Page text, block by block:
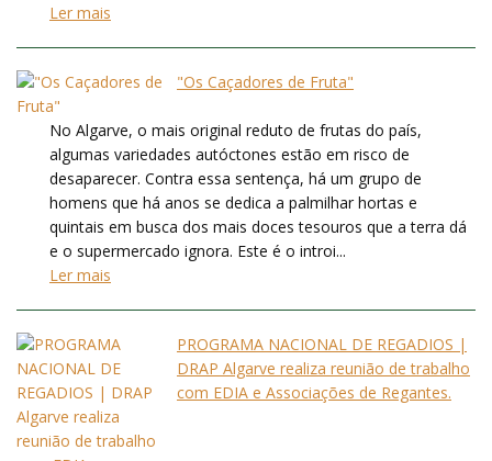
Ler mais
"Os Caçadores de Fruta"
No Algarve, o mais original reduto de frutas do país,
algumas variedades autóctones estão em risco de
desaparecer. Contra essa sentença, há um grupo de
homens que há anos se dedica a palmilhar hortas e
quintais em busca dos mais doces tesouros que a terra dá
e o supermercado ignora. Este é o introi...
Ler mais
PROGRAMA NACIONAL DE REGADIOS |
DRAP Algarve realiza reunião de trabalho
com EDIA e Associações de Regantes.